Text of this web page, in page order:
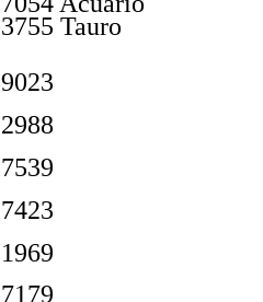
3755 Tauro
9023
2988
7539
7423
1969
7179